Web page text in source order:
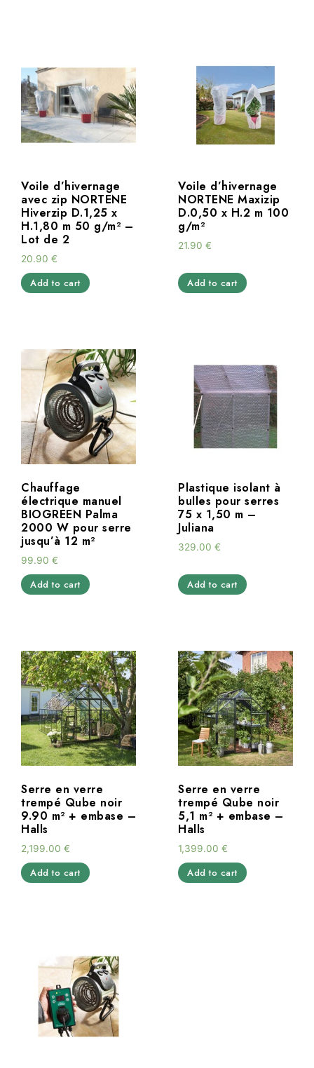
Voile d’hivernage
avec zip NORTENE
Hiverzip D.1,25 x
H.1,80 m 50 g/m² –
Lot de 2
20.90 €
Add to cart
Voile d’hivernage
NORTENE Maxizip
D.0,50 x H.2 m 100
g/m²
21.90 €
Add to cart
Chauffage
électrique manuel
BIOGREEN Palma
2000 W pour serre
jusqu’à 12 m²
99.90 €
Add to cart
Plastique isolant à
bulles pour serres
75 x 1,50 m –
Juliana
329.00 €
Add to cart
Serre en verre
trempé Qube noir
9.90 m² + embase –
Halls
2,199.00 €
Add to cart
Serre en verre
trempé Qube noir
5,1 m² + embase –
Halls
1,399.00 €
Add to cart